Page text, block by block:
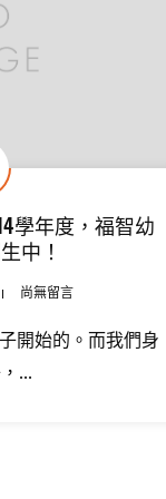
學年度，福智幼
中！
尚無留言
開始的。而我們身
...